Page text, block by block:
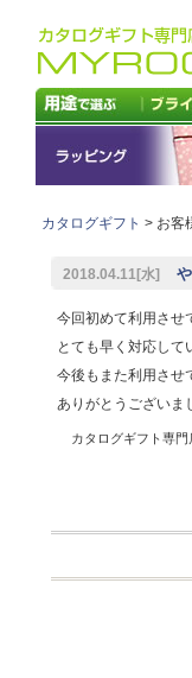
カタログギフト > お客
2018.04.11[水]
今回初めて利用させ
とても早く対応して
今後もまた利用させ
ありがとうございま
カタログギフト専